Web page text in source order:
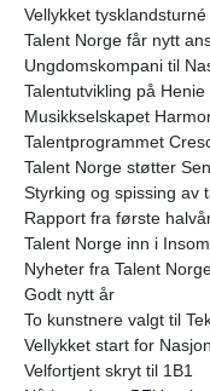
Vellykket tysklandsturné
Talent Norge får nytt
Ungdomskompani til
Talentutvikling på
Musikkselskapet
Talentprogrammet
Talent Norge støtter
Styrking og spissing av
Rapport fra første
Talent Norge inn i
Nyheter fra Talent
Godt nytt år
To kunstnere valgt til
Vellykket start for
Velfortjent skryt til 1B1